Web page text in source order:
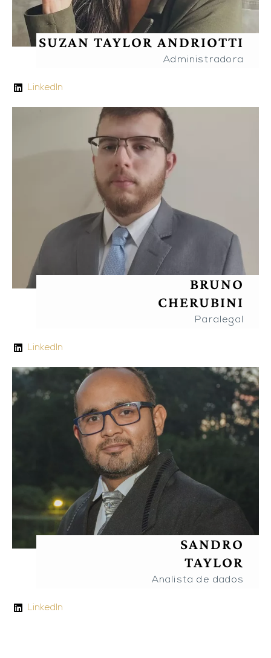
SUZAN TAYLOR ANDRIOTTI
Administradora
LinkedIn
BRUNO
CHERUBINI
Paralegal
LinkedIn
SANDRO
TAYLOR
Analista de dados
LinkedIn